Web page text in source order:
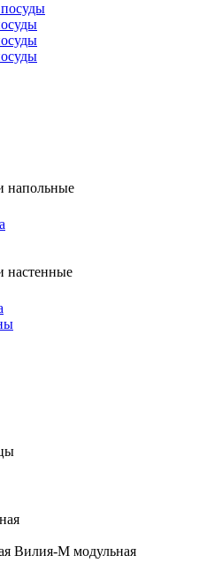
напольные
настенные
Вилия-М модульная